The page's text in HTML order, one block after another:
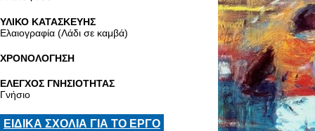
ΥΛΙΚΟ ΚΑΤΑΣΚΕΥΗΣ
Ελαιογραφία (Λάδι σε καμβά)
ΧΡΟΝΟΛΟΓΗΣΗ
ΕΛΕΓΧΟΣ ΓΝΗΣΙΟΤΗΤΑΣ
Γνήσιο
ΕΙΔΙΚΑ ΣΧΟΛΙΑ ΓΙΑ ΤΟ ΕΡΓΟ